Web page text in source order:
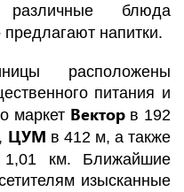
различные блюда
предлагают напитки.
расположены
питания и
маркет Векторв 192
ЦУМ в 412 м, а также
км. Ближайшие
изысканные